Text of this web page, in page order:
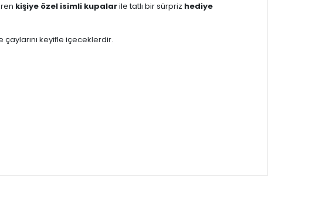
kişiye özel isimli kupalarile tatlı bir sürpriz hediye
keyifle içeceklerdir.